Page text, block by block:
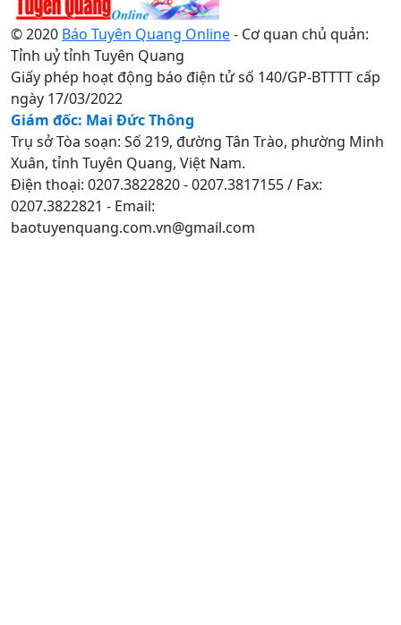
© 2020 Báo Tuyên Quang Online- Cơ quan chủ quản:
Tỉnh uỷ tỉnh Tuyên Quang
Giấy phép hoạt động báo điện tử số 140/GP-BTTTT cấp
ngày 17/03/2022
Giám đốc: Mai Đức Thông
Trụ sở Tòa soạn: Số 219, đường Tân Trào, phường Minh
Xuân, tỉnh Tuyên Quang, Việt Nam.
Điện thoại: 0207.3822820 - 0207.3817155 / Fax:
0207.3822821 - Email:
baotuyenquang.com.vn@gmail.com